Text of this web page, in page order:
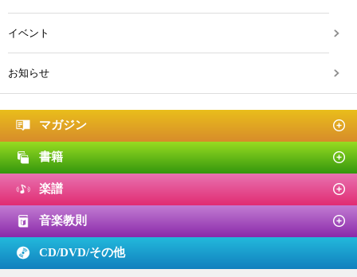
イベント
お知らせ
マガジン
書籍
楽譜
音楽教則
CD/DVD/その他